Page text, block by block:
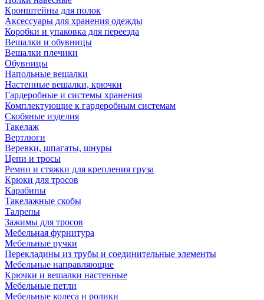
Кронштейны для полок
Аксессуары для хранения одежды
Коробки и упаковка для переезда
Вешалки и обувницы
Вешалки плечики
Обувницы
Напольные вешалки
Настенные вешалки, крючки
Гардеробные и системы хранения
Комплектующие к гардеробным системам
Скобяные изделия
Такелаж
Вертлюги
Веревки, шпагаты, шнуры
Цепи и тросы
Ремни и стяжки для крепления груза
Крюки для тросов
Карабины
Такелажные скобы
Талрепы
Зажимы для тросов
Мебельная фурнитура
Мебельные ручки
Перекладины из трубы и соединительные элементы
Мебельные направляющие
Крючки и вешалки настенные
Мебельные петли
Мебельные колеса и ролики